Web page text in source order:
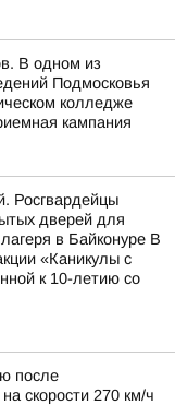
В одном из
Подмосковья
колледже
кампания
Росгвардейцы
дверей для
в Байконуре В
«Каникулы с
к 10-летию со
после
скорости 270 км/ч